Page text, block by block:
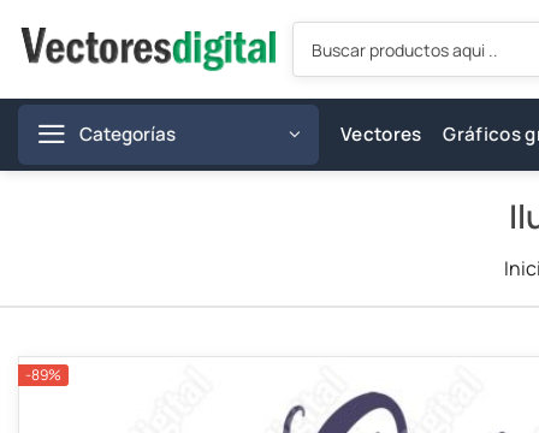
Búsqueda
productos
Categorías Vectores Gráficos
-89%